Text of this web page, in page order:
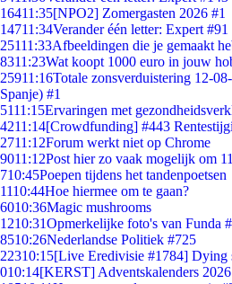
16411:35[NPO2] Zomergasten 2026 #1
14711:34Verander één letter: Expert
25111:33Afbeeldingen die je gemaakt
8311:23Wat koopt 1000 euro in jouw
25911:16Totale zonsverduistering 12-
Spanje) #1
5111:15Ervaringen met
4211:14[Crowdfunding] #443
2711:12Forum werkt niet op Chrome
9011:12Post hier zo vaak mogelijk om
710:45Poepen tijdens het tandenpoetsen
1110:44Hoe hiermee om te gaan?
6010:36Magic mushrooms
1210:31Opmerkelijke foto's van Funda
8510:26Nederlandse Politiek #725
22310:15[Live Eredivisie #1784] Dying
010:14[KERST] Adventskalenders 2026